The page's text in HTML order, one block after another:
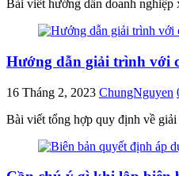
Bài viết hướng dẫn doanh
Hướng dẫn giải trình với
16 Tháng 2, 2023 ChungNguyen
Bài viết tổng hợp quy định về